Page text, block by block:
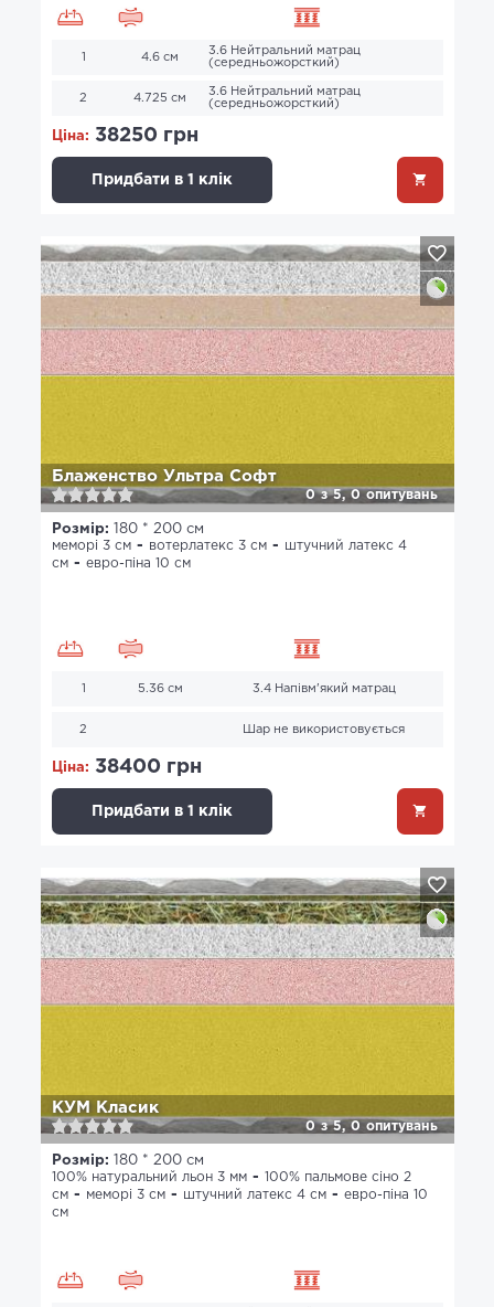
1 4.6 см
3.6 Нейтральний матрац
(середньожорсткий)
2 4.725 см
3.6 Нейтральний матрац
(середньожорсткий)
Ціна: 38250 грн
Придбати в 1 клік
Блаженство Ультра Софт
0 з 5, 0 опитувань
Розмір: 180 * 200 см
меморі 3 см
вотерлатекс 3 см
штучний латекс 4
см
евро-піна 10 см
1 5.36 см 3.4 Напівм'який матрац
2 Шар не використовується
Ціна: 38400 грн
Придбати в 1 клік
КУМ Класик
0 з 5, 0 опитувань
Розмір: 180 * 200 см
100% натуральний льон 3 мм
100% пальмове сіно 2
см
меморі 3 см штучний латекс 4 см
евро-піна 10
см